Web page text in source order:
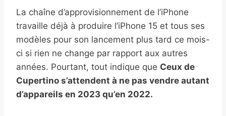
La chaîne d’approvisionnement de l’iPhone
travaille déjà à produire l’iPhone 15 et tous ses
modèles pour son lancement plus tard ce mois-
ci si rien ne change par rapport aux autres
années. Pourtant, tout indique que Ceux de
Cupertino s’attendent à ne pas vendre autant
d’appareils en 2023 qu’en 2022.